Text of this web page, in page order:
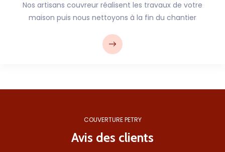
Nos artisans couvreur réalisent les travaux de votre
maison puis nous nettoyons à la fin du chantier
COUVERTURE PETRY
Avis des clients